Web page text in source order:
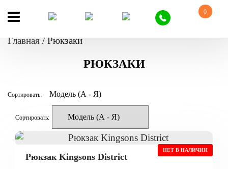
0
Главная / Рюкзаки
РЮКЗАКИ
Сортировать:
Сортировать:
НЕТ В НАЛИЧИИ
Рюкзак Kingsons District